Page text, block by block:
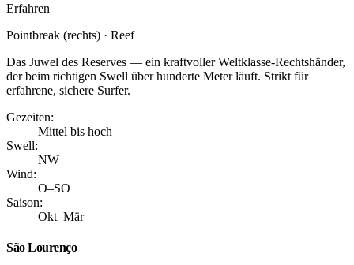
Erfahren
Pointbreak (rechts) · Reef
Das Juwel des Reserves — ein kraftvoller Weltklasse-Rechtshänder,
der beim richtigen Swell über hunderte Meter läuft. Strikt für
erfahrene, sichere Surfer.
Gezeiten:
Mittel bis hoch
Swell:
NW
Wind:
O–SO
Saison:
Okt–Mär
São Lourenço